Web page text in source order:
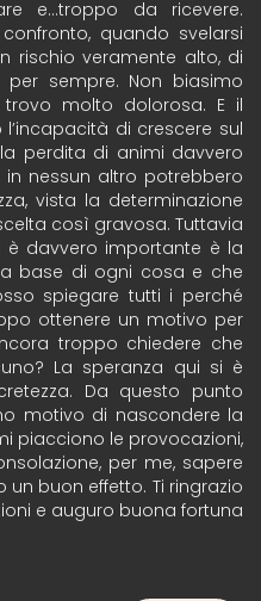
e…troppo da ricevere.
quando svelarsi
rischio veramente alto, di
sempre. Non biasimo
molto dolorosa. E il
di crescere sul
perdita di animi davvero
nessun altro potrebbero
vista la determinazione
così gravosa. Tuttavia
davvero importante è la
base di ogni cosa e che
spiegare tutti i perché
ottenere un motivo per
troppo chiedere che
La speranza qui si è
Da questo punto
motivo di nascondere la
piacciono le provocazioni,
per me, sapere
buon effetto. Ti ringrazio
e auguro buona fortuna